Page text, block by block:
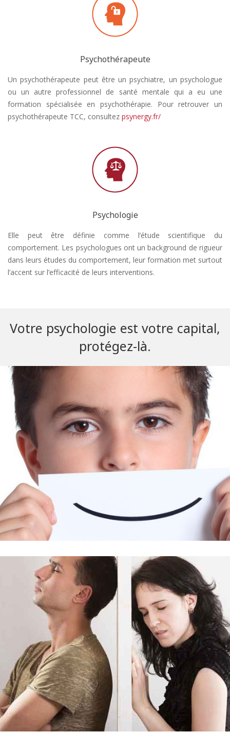
Psychothérapeute
Un psychothérapeute peut être un psychiatre, un psychologue
ou un autre professionnel de santé mentale qui a eu une
formation spécialisée en psychothérapie. Pour retrouver un
psychothérapeute TCC, consultez psynergy.fr/
Psychologie
Elle peut être définie comme l’étude scientifique du
comportement. Les psychologues ont un background de rigueur
dans leurs études du comportement, leur formation met surtout
l’accent sur l’efficacité de leurs interventions.
Votre psychologie est votre capital,
protégez-là.
Retrouvez le sourire